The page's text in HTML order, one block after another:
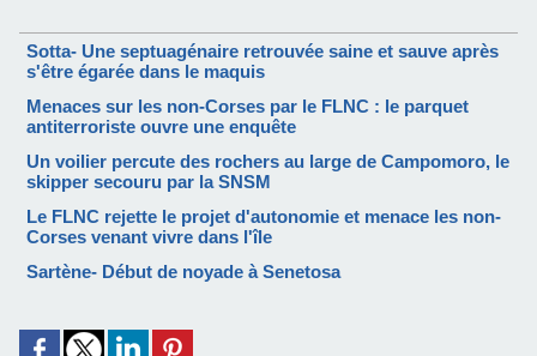
Sotta- Une septuagénaire retrouvée saine et sauve après
s'être égarée dans le maquis
Menaces sur les non-Corses par le FLNC : le parquet
antiterroriste ouvre une enquête
Un voilier percute des rochers au large de Campomoro, le
skipper secouru par la SNSM
Le FLNC rejette le projet d'autonomie et menace les non-
Corses venant vivre dans l'île
Sartène- Début de noyade à Senetosa